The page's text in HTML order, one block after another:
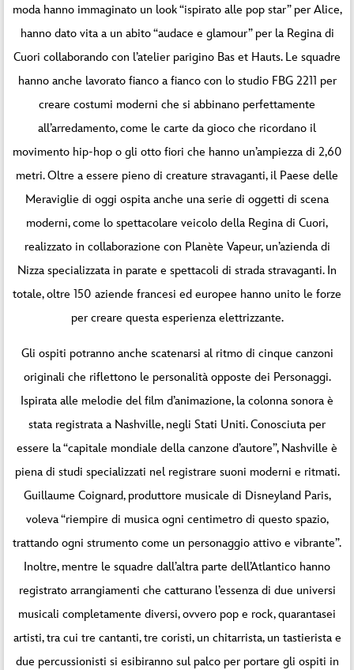
moda hanno immaginato un look “ispirato alle pop star” per Alice,
hanno dato vita a un abito “audace e glamour” per la Regina di
Cuori collaborando con l’atelier parigino Bas et Hauts. Le squadre
hanno anche lavorato fianco a fianco con lo studio FBG 2211 per
creare costumi moderni che si abbinano perfettamente
all’arredamento, come le carte da gioco che ricordano il
movimento hip-hop o gli otto fiori che hanno un’ampiezza di 2,60
metri. Oltre a essere pieno di creature stravaganti, il Paese delle
Meraviglie di oggi ospita anche una serie di oggetti di scena
moderni, come lo spettacolare veicolo della Regina di Cuori,
realizzato in collaborazione con Planète Vapeur, un’azienda di
Nizza specializzata in parate e spettacoli di strada stravaganti. In
totale, oltre 150 aziende francesi ed europee hanno unito le forze
per creare questa esperienza elettrizzante.
Gli ospiti potranno anche scatenarsi al ritmo di cinque canzoni
originali che riflettono le personalità opposte dei Personaggi.
Ispirata alle melodie del film d’animazione, la colonna sonora è
stata registrata a Nashville, negli Stati Uniti. Conosciuta per
essere la “capitale mondiale della canzone d’autore”, Nashville è
piena di studi specializzati nel registrare suoni moderni e ritmati.
Guillaume Coignard, produttore musicale di Disneyland Paris,
voleva “riempire di musica ogni centimetro di questo spazio,
trattando ogni strumento come un personaggio attivo e vibrante”.
Inoltre, mentre le squadre dall’altra parte dell’Atlantico hanno
registrato arrangiamenti che catturano l’essenza di due universi
musicali completamente diversi, ovvero pop e rock, quarantasei
artisti, tra cui tre cantanti, tre coristi, un chitarrista, un tastierista e
due percussionisti si esibiranno sul palco per portare gli ospiti in